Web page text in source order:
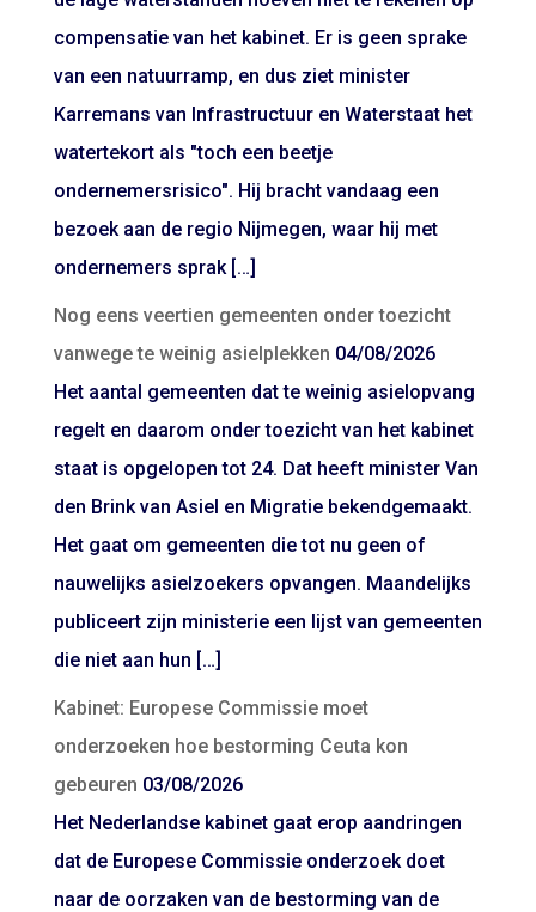
compensatie van het kabinet. Er is geen sprake
van een natuurramp, en dus ziet minister
Karremans van Infrastructuur en Waterstaat het
watertekort als "toch een beetje
ondernemersrisico". Hij bracht vandaag een
bezoek aan de regio Nijmegen, waar hij met
ondernemers sprak […]
Nog eens veertien gemeenten onder toezicht
vanwege te weinig asielplekken 04/08/2026
Het aantal gemeenten dat te weinig asielopvang
regelt en daarom onder toezicht van het kabinet
staat is opgelopen tot 24. Dat heeft minister Van
den Brink van Asiel en Migratie bekendgemaakt.
Het gaat om gemeenten die tot nu geen of
nauwelijks asielzoekers opvangen. Maandelijks
publiceert zijn ministerie een lijst van gemeenten
die niet aan hun […]
Kabinet: Europese Commissie moet
onderzoeken hoe bestorming Ceuta kon
gebeuren 03/08/2026
Het Nederlandse kabinet gaat erop aandringen
dat de Europese Commissie onderzoek doet
naar de oorzaken van de bestorming van de